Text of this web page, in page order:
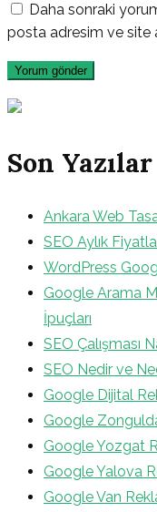
Daha sonraki
posta adresim ve site
Son Yazılar
Ankara Web
SEO Aylık
WordPress
Google Arama
İpuçları
SEO Çalışması
SEO Nedir ve
Google Dijital
Google
Google Yozgat
Google Yalova
Google Van